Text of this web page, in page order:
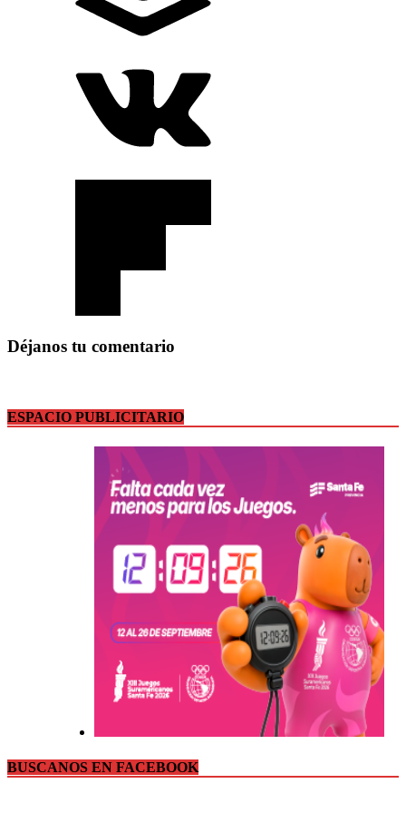
Déjanos tu comentario
ESPACIO PUBLICITARIO
BUSCANOS EN FACEBOOK